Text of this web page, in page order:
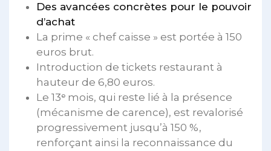
Des avancées concrètes pour le pouvoir
d’achat
La prime « chef caisse » est portée à 150
euros brut.
Introduction de tickets restaurant à
hauteur de 6,80 euros.
Le 13ᵉ mois, qui reste lié à la présence
(mécanisme de carence), est revalorisé
progressivement jusqu’à 150 %,
renforçant ainsi la reconnaissance du